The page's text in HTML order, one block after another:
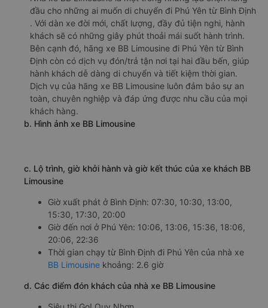
đầu cho những ai muốn di chuyển đi Phú Yên từ Bình Định
. Với dàn xe đời mới, chất lượng, đầy đủ tiện nghi, hành
khách sẽ có những giây phút thoải mái suốt hành trình.
Bên cạnh đó, hãng xe BB Limousine đi Phú Yên từ Bình
Định còn có dịch vụ đón/trả tận nơi tại hai đầu bến, giúp
hành khách dễ dàng di chuyển và tiết kiệm thời gian.
Dịch vụ của hãng xe BB Limousine luôn đảm bảo sự an
toàn, chuyên nghiệp và đáp ứng được nhu cầu của mọi
khách hàng.
b. Hình ảnh xe BB Limousine
c. Lộ trình, giờ khởi hành và giờ kết thúc của xe khách BB
Limousine
Giờ xuất phát ở Bình Định: 07:30, 10:30, 13:00,
15:30, 17:30, 20:00
Giờ đến nơi ở Phú Yên: 10:06, 13:06, 15:36, 18:06,
20:06, 22:36
Thời gian chạy từ Bình Định đi Phú Yên của nhà xe
BB Limousine khoảng: 2.6 giờ
d. Các điểm đón khách của nhà xe BB Limousine